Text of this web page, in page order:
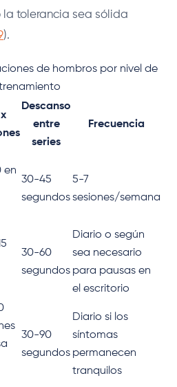
la tolerancia sea sólida
).
de hombros por nivel de
Descanso
entre
series
Frecuencia
en
30-45
segundos
5-7
sesiones/semana
30-60
segundos
Diario o según
sea necesario
para pausas en
el escritorio
30-90
segundos
Diario si los
síntomas
permanecen
tranquilos